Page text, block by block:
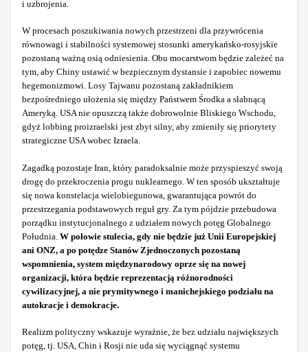
i uzbrojenia.
W procesach poszukiwania nowych przestrzeni dla przywrócenia
równowagi i stabilności systemowej stosunki amerykańsko-rosyjskie
pozostaną ważną osią odniesienia. Obu mocarstwom będzie zależeć na
tym, aby Chiny ustawić w bezpiecznym dystansie i zapobiec nowemu
hegemonizmowi. Losy Tajwanu pozostaną zakładnikiem
bezpośredniego ułożenia się między Państwem Środka a słabnącą
Ameryką. USA nie opuszczą także dobrowolnie Bliskiego Wschodu,
gdyż lobbing proizraelski jest zbyt silny, aby zmieniły się priorytety
strategiczne USA wobec Izraela.
Zagadką pozostaje Iran, który paradoksalnie może przyspieszyć swoją
drogę do przekroczenia progu nuklearnego. W ten sposób ukształtuje
się nowa konstelacja wielobiegunowa, gwarantująca powrót do
przestrzegania podstawowych reguł gry. Za tym pójdzie przebudowa
porządku instytucjonalnego z udziałem nowych potęg Globalnego
Południa. W połowie stulecia, gdy nie będzie już Unii Europejskiej
ani ONZ, a po potędze Stanów Zjednoczonych pozostaną
wspomnienia, system międzynarodowy oprze się na nowej
organizacji, która będzie reprezentacją różnorodności
cywilizacyjnej, a nie prymitywnego i manichejskiego podziału na
autokracje i demokracje.
Realizm polityczny wskazuje wyraźnie, że bez udziału największych
potęg, tj. USA, Chin i Rosji nie uda się wyciągnąć systemu